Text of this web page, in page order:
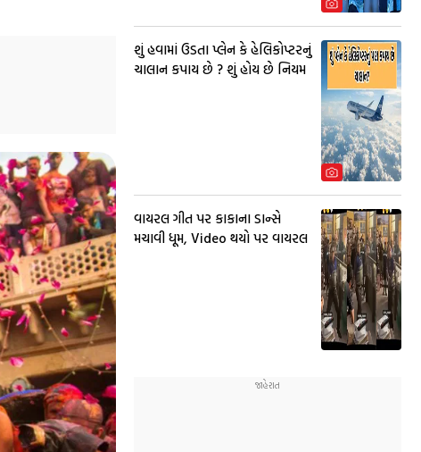
શું હવામાં ઉડતા પ્લેન કે હેલિકોપ્ટરનું
ચાલાન કપાય છે ? શું હોય છે નિયમ
વાયરલ ગીત પર કાકાના ડાન્સે
મચાવી ધૂમ, Video થયો પર વાયરલ